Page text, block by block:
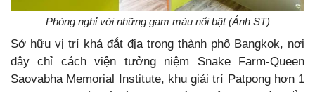
Phòng nghỉ với những gam màu nổi bật (Ảnh ST)
Sở hữu vị trí khá đắt địa trong thành phố Bangkok, nơi
đây chỉ cách viện tưởng niệm Snake Farm-Queen
Saovabha Memorial Institute, khu giải trí Patpong hơn 1